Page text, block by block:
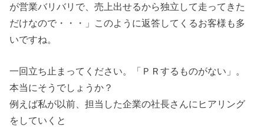
が営業バリバリで、売上出せるから独立して走ってきた
だけなので・・・」このように返答してくるお客様も多
いですね。
一回立ち止まってください。「ＰＲするものがない」。
本当にそうでしょうか？
例えば私が以前、担当した企業の社長さんにヒアリング
をしていくと